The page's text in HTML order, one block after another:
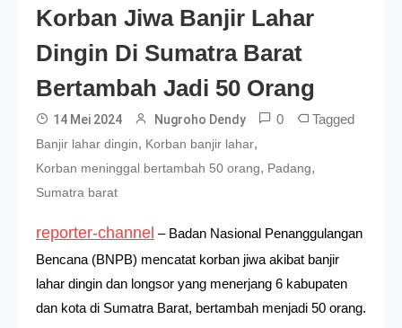
Korban Jiwa Banjir Lahar
Dingin Di Sumatra Barat
Bertambah Jadi 50 Orang
14 Mei 2024 Nugroho Dendy 0 Tagged
Banjir lahar dingin, Korban banjir lahar,
Korban meninggal bertambah 50 orang, Padang,
Sumatra barat
reporter-channel – Badan Nasional Penanggulangan
Bencana (BNPB) mencatat korban jiwa akibat banjir
lahar dingin dan longsor yang menerjang 6 kabupaten
dan kota di Sumatra Barat, bertambah menjadi 50 orang.